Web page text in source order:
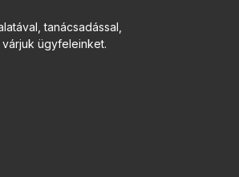
tanácsadással,
ügyfeleinket.